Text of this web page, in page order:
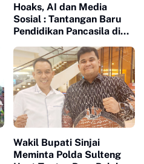
Hoaks, AI dan Media
Sosial : Tantangan Baru
Pendidikan Pancasila di
Wakil Bupati Sinjai
Meminta Polda Sulteng